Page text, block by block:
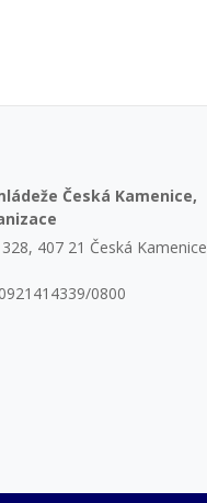
Česká Kamenice,
407 21 Česká Kamenice
0800